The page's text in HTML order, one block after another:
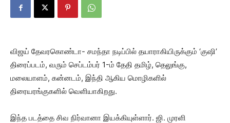
விஜய் தேவரகொண்டா- சமந்தா நடிப்பில் தயாராகியிருக்கும் ‘குஷி’
திரைப்படம், வரும் செப்டம்பர் 1-ம் தேதி தமிழ், தெலுங்கு,
மலையாளம், கன்னடம், இந்தி ஆகிய மொழிகளில்
திரையரங்குகளில் வெளியாகிறது.
இந்த படத்தை சிவ நிர்வானா இயக்கியுள்ளார். ஜி. முரளி